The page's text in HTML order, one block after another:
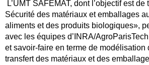
L’UMT SAFEMAT, dont l’objectif est
Sécurité des matériaux et emballages
aliments et des produits biologiques»,
avec les équipes d’INRA/
et savoir-faire en terme de modélisation
transfert des matériaux et des